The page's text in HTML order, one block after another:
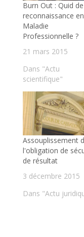
Burn Out : Quid
reconnaissance en
Maladie
Professionnelle ?
21 mars 2015
Dans "Actu
scientifique"
Assouplissement
l'obligation de
de résultat
3 décembre 2015
Dans "Actu